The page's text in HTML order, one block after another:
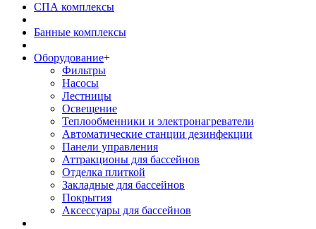
СПА комплексы
Банные комплексы
Оборудование+
Фильтры
Насосы
Лестницы
Освещение
Теплообменники и электронагреватели
Автоматические станции дезинфекции
Панели управления
Аттракционы для бассейнов
Отделка плиткой
Закладные для бассейнов
Покрытия
Аксессуары для бассейнов